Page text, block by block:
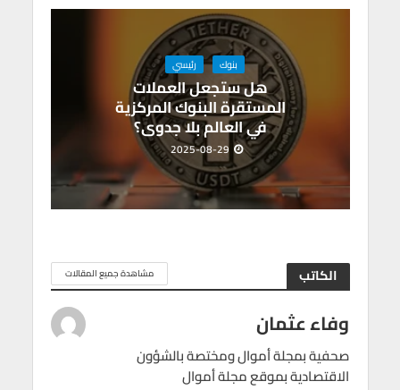
بنوك رئيسي
هل ستجعل العملات
المستقرة البنوك المركزية
في العالم بلا جدوى؟
2025-08-29
الكاتب مشاهدة جميع المقالات
وفاء عثمان
صحفية بمجلة أموال ومختصة بالشؤون
الاقتصادية بموقع مجلة أموال